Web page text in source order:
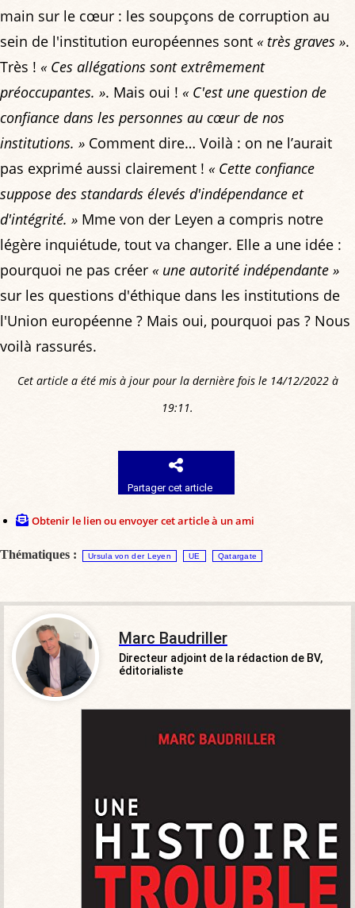
main sur le cœur : les soupçons de corruption au
sein de l'institution européennes sont « très graves ».
Très ! « Ces allégations sont extrêmement
préoccupantes. ». Mais oui ! « C'est une question de
confiance dans les personnes au cœur de nos
institutions. » Comment dire… Voilà : on ne l’aurait
pas exprimé aussi clairement ! « Cette confiance
suppose des standards élevés d'indépendance et
d'intégrité. » Mme von der Leyen a compris notre
légère inquiétude, tout va changer. Elle a une idée :
pourquoi ne pas créer « une autorité indépendante »
sur les questions d'éthique dans les institutions de
l'Union européenne ? Mais oui, pourquoi pas ? Nous
voilà rassurés.
Cet article a été mis à jour pour la dernière fois le 14/12/2022 à
19:11.
Partager cet article
Obtenir le lien ou envoyer cet article à un ami
Thématiques : Ursula von der Leyen UE Qatargate
Marc Baudriller
Directeur adjoint de la rédaction de BV,
éditorialiste